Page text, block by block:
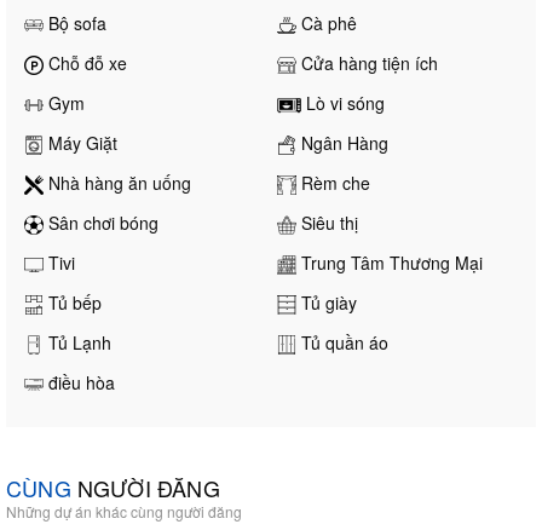
Bộ sofa
Cà phê
Chỗ đỗ xe
Cửa hàng tiện ích
Gym
Lò vi sóng
Máy Giặt
Ngân Hàng
Nhà hàng ăn uống
Rèm che
Sân chơi bóng
Siêu thị
Tivi
Trung Tâm Thương Mại
Tủ bếp
Tủ giày
Tủ Lạnh
Tủ quần áo
điều hòa
CÙNG NGƯỜI ĐĂNG
Những dự án khác cùng người đăng